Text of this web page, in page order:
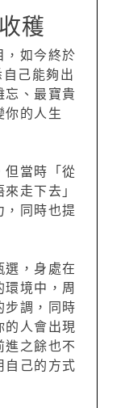
穫
，如今終於
己能夠出
忘、最寶貴
你的人生
但當時「從
走下去」
，同時也提
選，身處在
境中，周
步調，同時
的人會出現
進之餘也不
自己的方式